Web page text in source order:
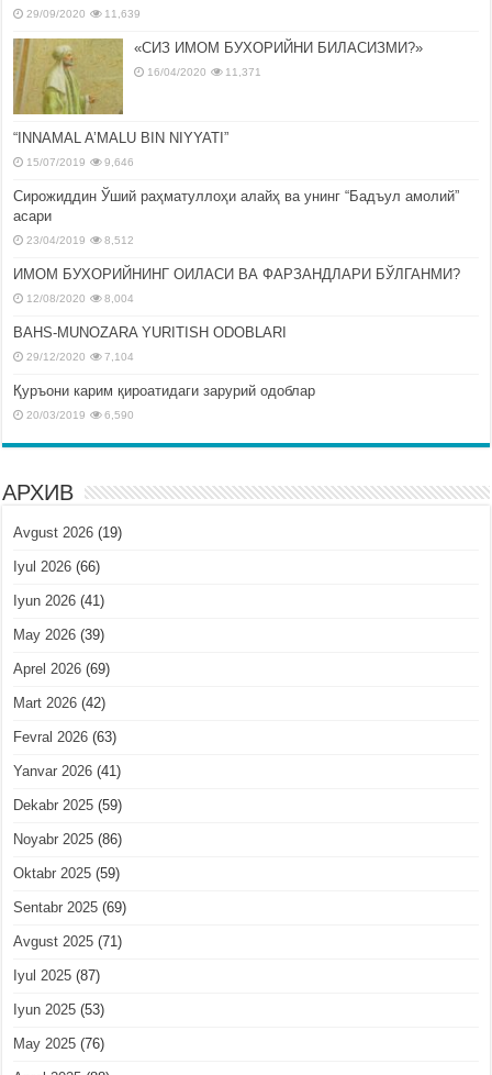
29/09/2020 11,639
«СИЗ ИМОМ БУХОРИЙНИ БИЛАСИЗМИ?»
16/04/2020 11,371
“INNAMAL A’MALU BIN NIYYATI”
15/07/2019 9,646
Сирожиддин Ўший раҳматуллоҳи алайҳ ва унинг “Бадъул амолий”
асари
23/04/2019 8,512
ИМОМ БУХОРИЙНИНГ ОИЛАСИ ВА ФАРЗАНДЛАРИ БЎЛГАНМИ?
12/08/2020 8,004
BAHS-MUNOZARA YURITISH ODOBLARI
29/12/2020 7,104
Қуръони карим қироатидаги зарурий одоблар
20/03/2019 6,590
АРХИВ
Avgust 2026 (19)
Iyul 2026 (66)
Iyun 2026 (41)
May 2026 (39)
Aprel 2026 (69)
Mart 2026 (42)
Fevral 2026 (63)
Yanvar 2026 (41)
Dekabr 2025 (59)
Noyabr 2025 (86)
Oktabr 2025 (59)
Sentabr 2025 (69)
Avgust 2025 (71)
Iyul 2025 (87)
Iyun 2025 (53)
May 2025 (76)